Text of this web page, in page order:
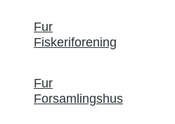
Fur
Fiskeriforening
Fur
Forsamlingshus